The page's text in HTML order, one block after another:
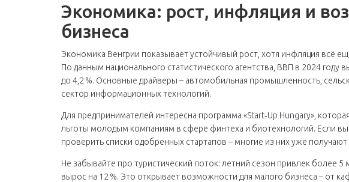
Экономика: рост, инфляция и
бизнеса
Экономика Венгрии показывает устойчивый рост, хотя инфляция всё
По данным национального статистического агентства, ВВП в 2024 году
до 4,2 %. Основные драйверы – автомобильная промышленность,
сектор информационных технологий.
Для предпринимателей интересна программа «Start‑Up Hungary»,
льготы молодым компаниям в сфере финтеха и биотехнологий. Если
проверить списки одобренных стартапов – многие из них уже
Не забывайте про туристический поток: летний сезон привлек более 5
вырос на 12 %. Это открывает возможности для малого бизнеса – от